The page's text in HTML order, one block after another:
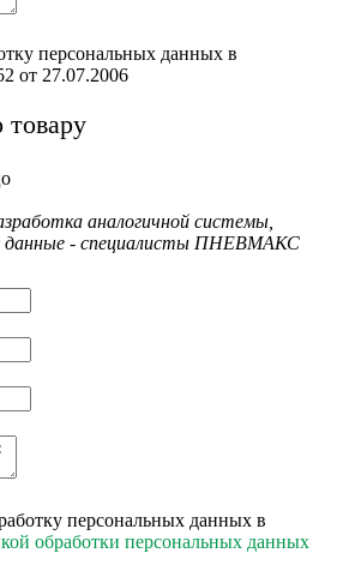
персональных данных в
от 27.07.2006
товару
аналогичной системы,
данные - специалисты ПНЕВМАКС
персональных данных в
обработки персональных данных